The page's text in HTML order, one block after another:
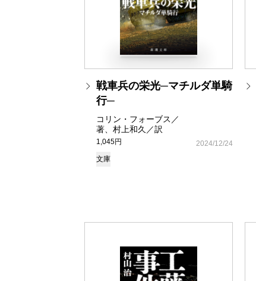
戦車兵の栄光─マチルダ単騎
行─
コリン・フォーブス／
著、村上和久／訳
1,045円
2024/12/24
文庫